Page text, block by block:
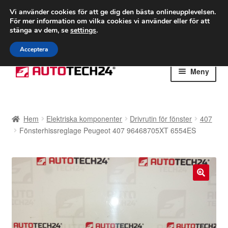
FRAKT från 75 kr
Världsomspännande frakt
Ring 766 924 713
Hoppa
till
Hoppa
till
Meny
Betalningar
Hem Elektriska komponenter Drivrutin för fönster
407
Fönsterhissreglage Peugeot 407 96468705XT 6554ES
Vi använder cookies för att ge dig den bästa onlineupplevelsen.
För mer information om vilka cookies vi använder eller för att
stänga av dem, se settings.
Acceptera